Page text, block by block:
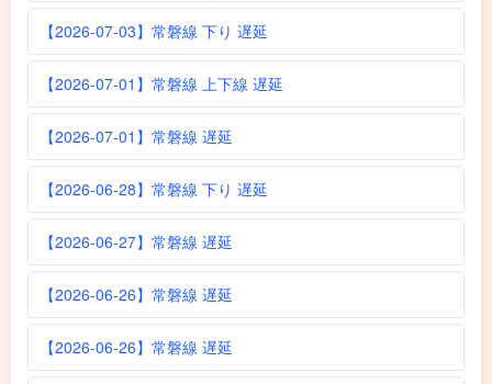
【2026-07-03】常磐線 下り 遅延
【2026-07-01】常磐線 上下線 遅延
【2026-07-01】常磐線 遅延
【2026-06-28】常磐線 下り 遅延
【2026-06-27】常磐線 遅延
【2026-06-26】常磐線 遅延
【2026-06-26】常磐線 遅延